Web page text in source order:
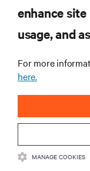
RECURSOS
CORPORATIVO
LIGUE-SE A NÓS
enhance
usage, and
For more
here.
MANAGE COOKIES